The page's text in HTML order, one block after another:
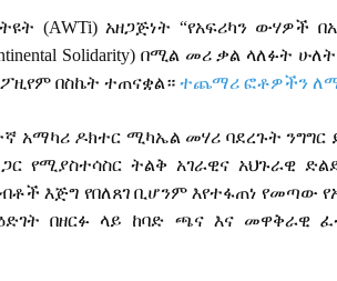
(AWTi) አዘጋጅነት “የአፍሪካን ውሃዎች
Solidarity) በሚል መሪ ቃል ላለፉት ሁለት
በስኬት ተጠናቋል። ተጨማሪ ፎቶዎችን
አማካሪ ዶክተር ሚካኤል መሃሪ ባደረጉት ንግግር
ጋር የሚያስተሳስር ትልቅ አገራዊና አህጉራዊ
እጅግ የበለጸገ ቢሆንም እየተፋጠነ የመጣው
በዘርፉ ላይ ከባድ ጫና እና መዋቅራዊ